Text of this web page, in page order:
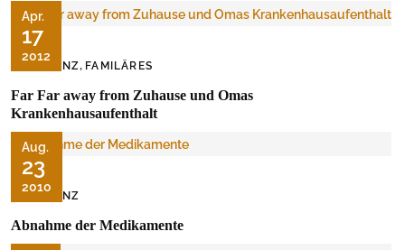
Apr.
17
2012
DEMENZ, FAMILÄRES
Far Far away from Zuhause und Omas
Krankenhausaufenthalt
Aug.
23
2010
DEMENZ
Abnahme der Medikamente